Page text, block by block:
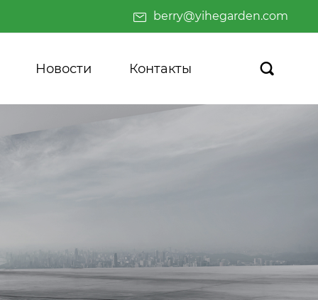
berry@yihegarden.com
Новости Контакты 